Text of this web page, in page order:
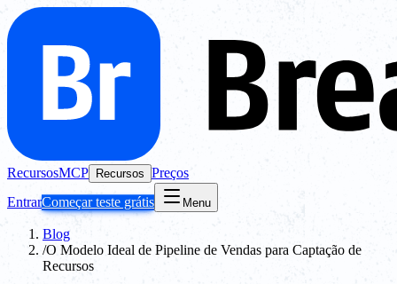
RecursosMCP Recursos Preços
EntrarComeçar teste grátis Menu
Blog
/O Modelo Ideal de Pipeline de Vendas para Captação de
Recursos